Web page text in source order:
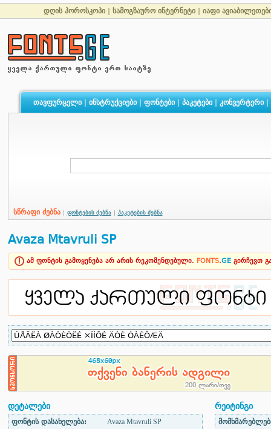
დღის ჰოროსკოპი სამოგზაურო ინტერნეტი იაფი
თავფურცელი| ინსტრუქციები| ფონტები| პაკეტები| კონვერტერი|
სწრაფი ძებნა ფონტების ძებნა პაკეტების ძებნა
Avaza Mtavruli SP
ამ ფონტის გამოყენება არ არის რეკომენდებული. FONTS.GE გირჩევთ
დეტალები
ფონტის დასახელება:
Avaza Mtavruli SP
რეიტინგი